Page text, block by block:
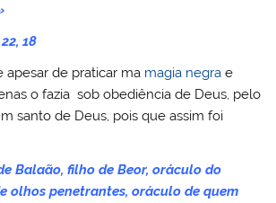
18
apesar de praticar ma magia negra e
o fazia sob obediência de Deus, pelo
santo de Deus, pois que assim foi
Balaão, filho de Beor, oráculo do
olhos penetrantes, oráculo de quem